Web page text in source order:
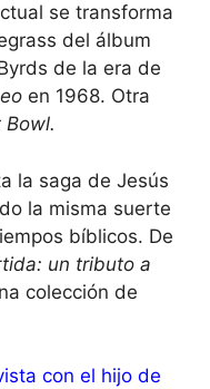
se transforma
del álbum
de la era de
en 1968. Otra
Bowl.
la saga de Jesús
la misma suerte
bíblicos. De
un tributo a
colección de
con el hijo de